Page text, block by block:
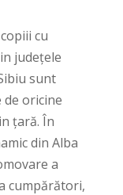
cu
județele
sunt
oricine
țară. În
din Alba
a
cumpărători,